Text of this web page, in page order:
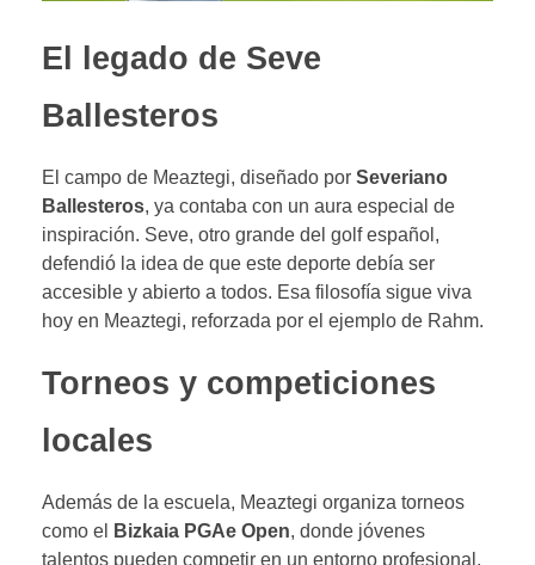
El legado de Seve
Ballesteros
El campo de Meaztegi, diseñado por Severiano
Ballesteros, ya contaba con un aura especial de
inspiración. Seve, otro grande del golf español,
defendió la idea de que este deporte debía ser
accesible y abierto a todos. Esa filosofía sigue viva
hoy en Meaztegi, reforzada por el ejemplo de Rahm.
Torneos y competiciones
locales
Además de la escuela, Meaztegi organiza torneos
como el
Bizkaia PGAe Open, donde jóvenes
talentos pueden competir en un entorno profesional.